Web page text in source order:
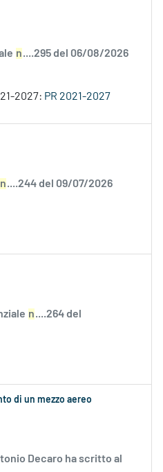
n....295 del 06/08/2026
2027: PR 2021-2027
n....244 del 09/07/2026
n....264 del
di un mezzo aereo
Decaro ha scritto al